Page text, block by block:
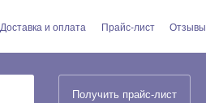
Доставка и оплата Прайс-лист Отзывы
Получить прайс-лист